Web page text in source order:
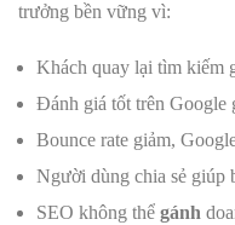
trưởng bền vững vì:
Khách quay lại tìm kiếm
Đánh giá tốt trên Google
Bounce rate giảm,
Người dùng chia sẻ giúp
SEO không thể gánh